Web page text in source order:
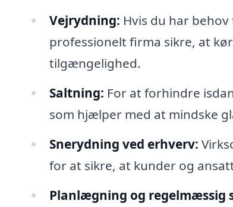
Vejrydning: Hvis du har
professionelt firma sikre, at
tilgængelighed.
Saltning: For at forhindre
som hjælper med at mindske
Snerydning ved erhverv:
for at sikre, at kunder og
Planlægning og regelmæssig